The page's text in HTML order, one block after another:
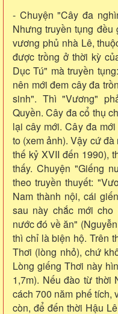
- Chuyện "Cây đa
Nhưng truyền tụng
vương phủ nhà Lê,
được trồng ở thời kỳ
Dục Tú" mà truyền
nên mới đem cây đa
sinh". Thì "Vương"
Quyền. Cây đa cổ thụ
lại cây mới. Cây đa
to (xem ảnh). Vậy cứ
thế kỷ XVII đến 1990),
thấy. Chuyện "Giếng
theo truyền thuyết:
Nam thành nội, cái
sau này chắc mới
nước đó về ăn"
thì chỉ là biện hộ. Trên
Thơi (lòng nhỏ), chứ
Lòng giếng Thơi này
1,7m). Nếu đào từ thời
cách 700 năm phế tích,
còn, để đến thời Hậu